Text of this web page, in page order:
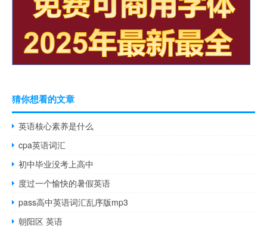
猜你想看的文章
英语核心素养是什么
cpa英语词汇
初中毕业没考上高中
度过一个愉快的暑假英语
pass高中英语词汇乱序版mp3
朝阳区 英语